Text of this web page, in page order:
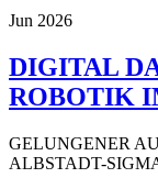
Jun 2026
DIGITAL
ROBOTIK
GELUNGENER
ALBSTADT-